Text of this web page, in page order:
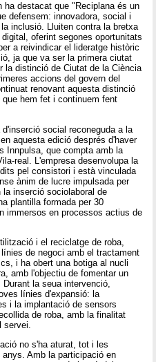
ha destacat que "Reciplana és un
defensem: innovadora, social i
inclusió. Lluiten contra la bretxa
oferint segones oportunitats
a reivindicar el lideratge històric
ja que va ser la primera ciutat
la distinció de Ciutat de la Ciència
accions del govern del
renovant aquesta distinció
hem fet i continuem fent
social reconeguda a la
aquesta edició després d'haver
Innpulsa, que compta amb la
real. L'empresa desenvolupa la
pel consistori i està vinculada
ànim de lucre impulsada per
inserció sociolaboral de
plantilla formada per 30
immersos en processos actius de
i el reciclatge de roba,
de negoci amb el tractament
i ha obert una botiga al nucli
amb l'objectiu de fomentar un
la seua intervenció,
línies d'expansió: la
i la implantació de sensors
de roba, amb la finalitat
servei.
no s'ha aturat, tot i les
Amb la participació en